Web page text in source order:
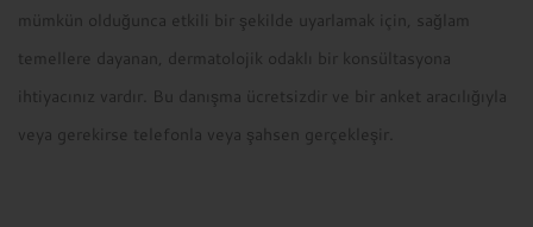
mümkün olduğunca etkili bir şekilde uyarlamak için, sağlam
temellere dayanan, dermatolojik odaklı bir konsültasyona
ihtiyacınız vardır. Bu danışma ücretsizdir ve bir anket aracılığıyla
veya gerekirse telefonla veya şahsen gerçekleşir.